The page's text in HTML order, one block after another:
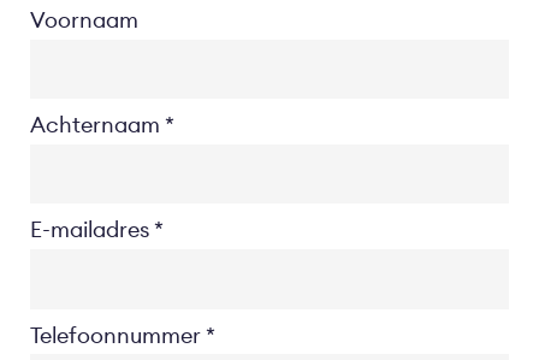
Voornaam
Achternaam
E-mailadres
Telefoonnummer